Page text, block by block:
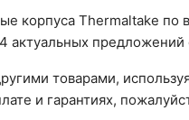
корпуса Thermaltake по
актуальных
товарами,
и гарантиях,